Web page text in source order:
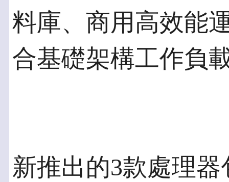
料庫、商用高效能
合基礎架構工作負
新推出的3款處理